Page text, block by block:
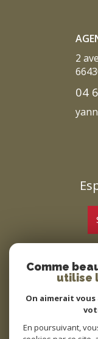
2
04
Comme
utilise
On aimerait
En poursuivant,